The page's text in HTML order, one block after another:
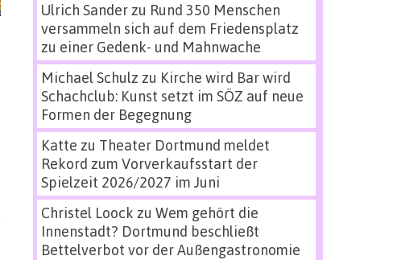
Ulrich Sanderzu Rund 350 Menschen
versammeln sich auf dem Friedensplatz
zu einer Gedenk- und Mahnwache
Michael Schulz zu Kirche wird Bar wird
Schachclub: Kunst setzt im SÖZ auf neue
Formen der Begegnung
Katte zu Theater Dortmund meldet
Rekord zum Vorverkaufsstart der
Spielzeit 2026/2027 im Juni
Christel Loock zu Wem gehört die
Innenstadt? Dortmund beschließt
Bettelverbot vor der Außengastronomie